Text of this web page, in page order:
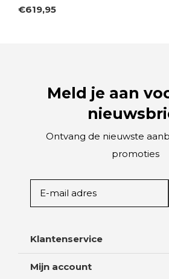
€619,95
Meld je aan
Ontvang de nieuwste
promoties
Klantenservice
Mijn account